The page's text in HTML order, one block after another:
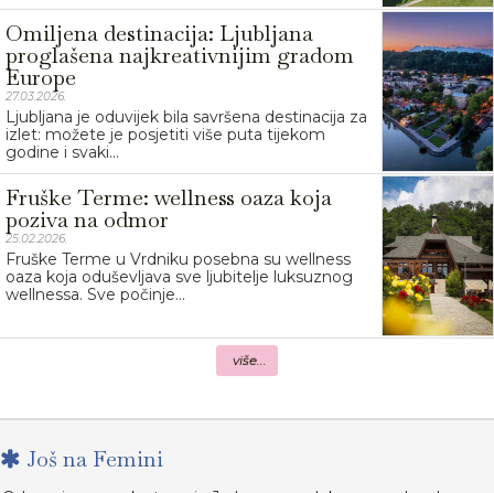
Omiljena destinacija: Ljubljana
proglašena najkreativnijim gradom
Europe
27.03.2026.
Ljubljana je oduvijek bila savršena destinacija za
izlet: možete je posjetiti više puta tijekom
godine i svaki...
Fruške Terme: wellness oaza koja
poziva na odmor
25.02.2026.
Fruške Terme u Vrdniku posebna su wellness
oaza koja oduševljava sve ljubitelje luksuznog
wellnessa. Sve počinje...
više...
Još na Femini